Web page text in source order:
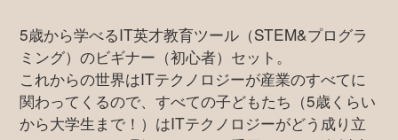
5歳から学べるIT英才教育ツール（STEM&プログラ
ミング）のビギナー（初心者）セット。
これからの世界はITテクノロジーが産業のすべてに
関わってくるので、すべての子どもたち（5歳くらい
から大学生まで！）はITテクノロジーがどう成り立